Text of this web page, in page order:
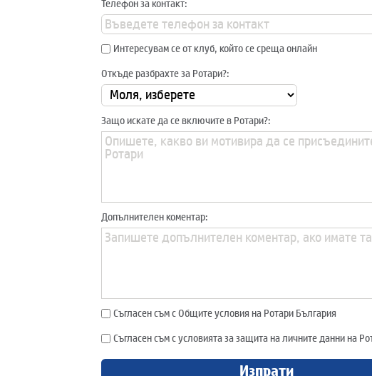
Телефон за контакт:
Интересувам се от клуб, който се среща онлайн
Откъде разбрахте за Ротари?:
Защо искате да се включите в Ротари?:
Допълнителен коментар:
Съгласен съм с Общите условия на Ротари България
Съгласен съм с условията за защита на личните данни на
Изпрати